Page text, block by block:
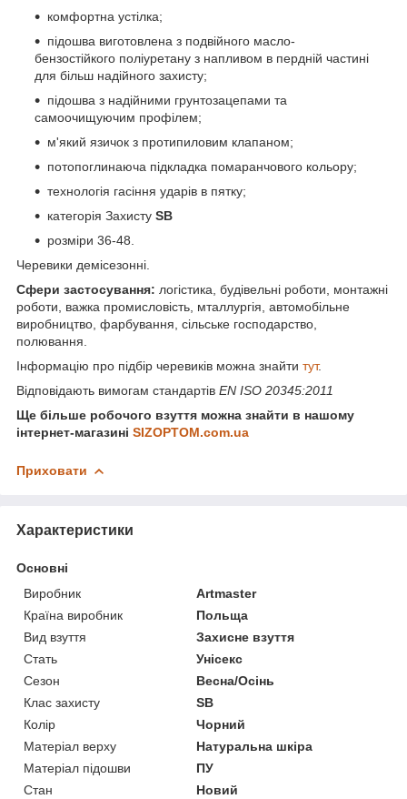
комфортна устілка;
підошва виготовлена з подвійного масло-
бензостійкого поліуретану з напливом в пердній частині
для більш надійного захисту;
підошва з надійними грунтозацепами та
самоочищуючим профілем;
м'який язичок з протипиловим клапаном;
потопоглинаюча підкладка помаранчового кольору;
технологія гасіння ударів в пятку;
категорія Захисту SВ
розміри 36-48.
Черевики демісезонні.
Сфери застосування: логістика, будівельні роботи, монтажні
роботи, важка промисловість, мталлургія, автомобільне
виробництво, фарбування, сільське господарство,
полювання.
Інформацію про підбір черевиків можна знайти тут.
Відповідають вимогам стандартів EN ISO 20345:2011
Ще більше робочого взуття можна знайти в нашому
інтернет-магазині SIZOPTOM.com.ua
Приховати
Характеристики
Основні
Виробник
Artmaster
Країна виробник
Польща
Вид взуття
Захисне взуття
Стать
Унісекс
Сезон
Весна/Осінь
Клас захисту
SB
Колір
Чорний
Матеріал верху
Натуральна шкіра
Матеріал підошви
ПУ
Стан
Новий